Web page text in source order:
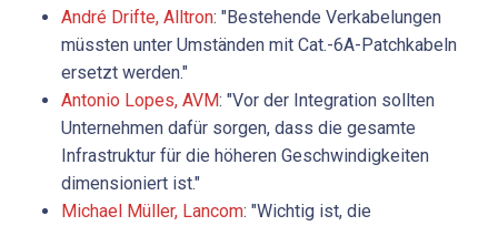
André Drifte, Alltron: "Bestehende Verkabelungen
müssten unter Umständen mit Cat.-6A-Patchkabeln
ersetzt werden."
Antonio Lopes, AVM: "Vor der Integration sollten
Unternehmen dafür sorgen, dass die gesamte
Infrastruktur für die höheren Geschwindigkeiten
dimensioniert ist."
Michael Müller, Lancom: "Wichtig ist, die